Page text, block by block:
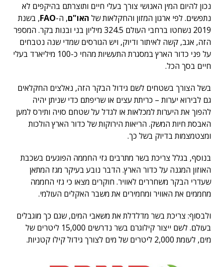
נכון להיום המין האנושי צורך בעלי חיים ותוצרתם בהיקפים לא
נתפשים. לפי ארגון המזון והחקלאות של האו"ם, ה-FAO, בשנת
2019 נשחטו ברחבי העולם 324.5 מיליון בני ובנות בקר. המספר
הזה, אגב, קשה לאיתור ודיוק, ויש הגורסים שמדי שנה נטבחים
על פני כדור הארץ במסגרת התעשיות מהחי כ-100 מיליארד בעלי
חיים בסך הכל.
בשל הצורך בשטחים לשם גידול הבקר הזה, נאלצים החקלאים
גם לבירוא יערות – כריתת עצים או שריפתם כדי שניתן יהיה
להפוך את היערות למכלאות או לגדל על שטחם סויה ותירס למען
האבסת חיות המשק. הריאות הירוקות של כדור הארץ הולכות
ומצטמצמות בדיוק בשל כך.
בנוסף, בגלל צריכת בשר מתרבים גזי החממה הפוגעים בשכבת
האוזון המגנה על כדור הארץ. הדבר נובע בעיקר מגז המתאן
שעדרי הבקר משחררים לאוויר. חוקרים מצאו כי גזי החממה
מחממים את האוויר ומחמירים את משבר האקלים העולמי.
ולבסוף: צריכת בשר מדלדלת את משאבי המים, שגם כך מוגבלים
בעולם. לשם ייצור קילוגרם בשר נדרשים 15,000 ליטרים של
מים, לעומת 2,000 ליטרים של מים לצורך גידול קילו קטניות.